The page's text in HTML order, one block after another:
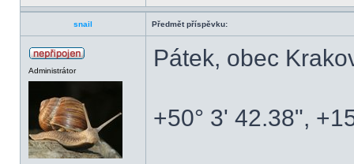
snail Předmět příspěvku:
Administrátor Pátek, obec
+50° 3' 42.38",